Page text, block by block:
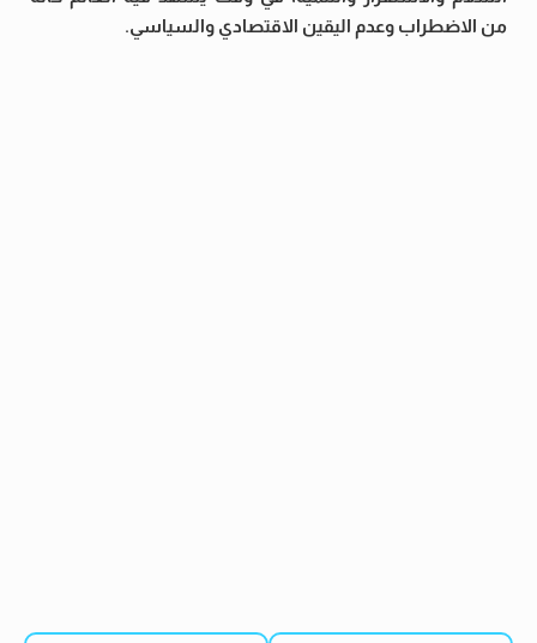
من الاضطراب وعدم اليقين الاقتصادي والسياسي.